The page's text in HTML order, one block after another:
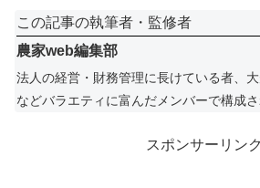
この記事の執筆者・監修者
農家web編集部
法人の経営・財務管理に長けている者、
などバラエティに富んだメンバーで構成さ
スポンサーリンク